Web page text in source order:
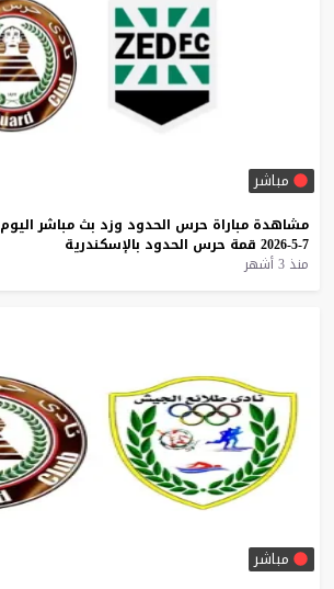
مباشر
مشاهدة مباراة حرس الحدود وزد بث مباشر اليوم
7-5-2026
قمة حرس الحدود بالإسكندرية
منذ 3 أشهر
مباشر